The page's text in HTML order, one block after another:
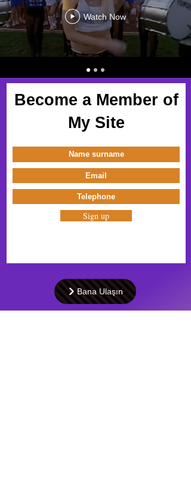
Watch Now
Become a Member of
My Site
Sign up
Bana Ulaşın